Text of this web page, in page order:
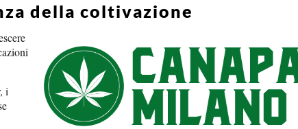
della coltivazione
i